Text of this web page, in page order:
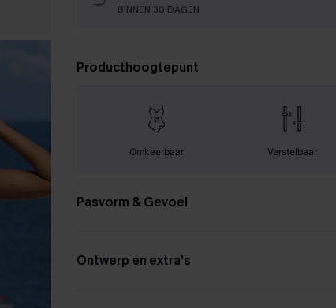
BINNEN 30 DAGEN
Producthoogtepunt
Omkeerbaar Verstelbaar
Pasvorm & Gevoel
Ontwerp en extra's